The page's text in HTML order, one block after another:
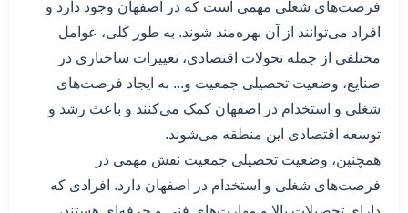
فرصت‌های شغلی مهمی است که در اصفهان وجود دارد و
افراد می‌توانند از آن بهره‌مند شوند. به طور کلی، عوامل
مختلفی از جمله تحولات اقتصادی، تغییرات ساختاری در
صنایع، وضعیت تحصیلی جمعیت و... به ایجاد فرصت‌های
شغلی و استخدام در اصفهان کمک می‌کنند و باعث رشد و
توسعه اقتصادی این منطقه می‌شوند.
همچنین، وضعیت تحصیلی جمعیت نقش مهمی در
فرصت‌های شغلی و استخدام در اصفهان دارد. افرادی که